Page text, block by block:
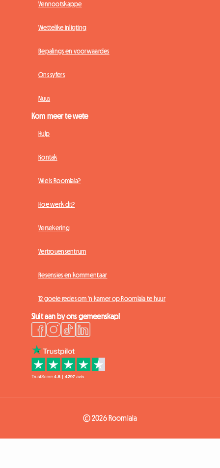
Vennootskappe
Wettelike inligting
Bepalings en voorwaardes
Ons syfers
Nuus
Kom meer te wete
Hulp
Kontak
Wie is Roomlala?
Hoe werk dit?
Versekering
Vertrouensentrum
Resensies en kommentaar
12 goeie redes om 'n kamer op Roomlala te huur
Sluit aan by ons gemeenskap!
© 2026 Roomlala